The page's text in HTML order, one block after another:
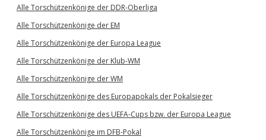
Alle Torschützenkönige der DDR-Oberliga
Alle Torschützenkönige der EM
Alle Torschützenkönige der Europa League
Alle Torschützenkönige der Klub-WM
Alle Torschützenkönige der WM
Alle Torschützenkönige des Europapokals der Pokalsieger
Alle Torschützenkönige des UEFA-Cups bzw. der Europa League
Alle Torschützenkönige im DFB-Pokal